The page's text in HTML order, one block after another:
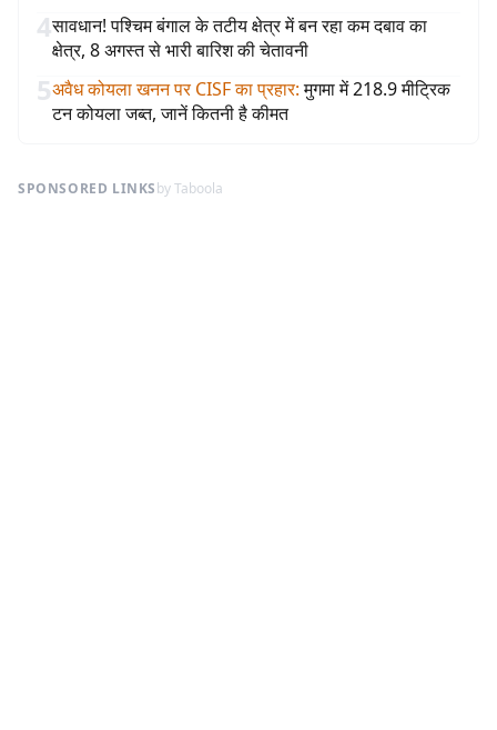
4सावधान! पश्चिम बंगाल के तटीय क्षेत्र में बन रहा कम दबाव का
क्षेत्र, 8 अगस्त से भारी बारिश की चेतावनी
5अवैध कोयला खनन पर CISF का प्रहार: मुगमा में 218.9 मीट्रिक
टन कोयला जब्त, जानें कितनी है कीमत
SPONSORED LINKSby Taboola